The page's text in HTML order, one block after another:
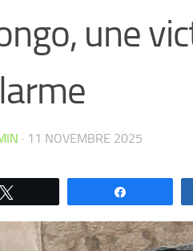
une
· 11 NOVEMBRE 2025